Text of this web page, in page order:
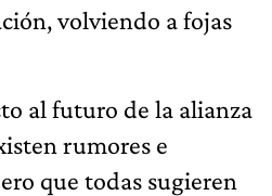
volviendo a fojas
al futuro de la alianza
rumores e
que todas sugieren